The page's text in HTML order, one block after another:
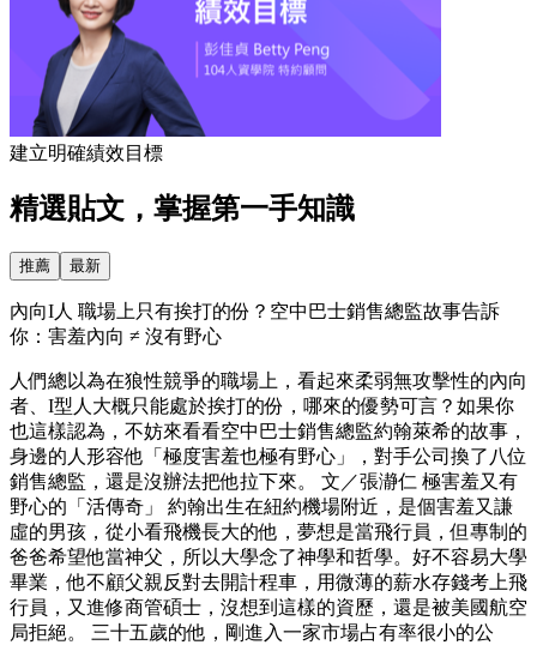
建立明確績效目標
精選貼文，掌握第一手知識
推薦 最新
內向I人 職場上只有挨打的份？空中巴士銷售總監故事告訴
你：害羞內向 ≠ 沒有野心
人們總以為在狼性競爭的職場上，看起來柔弱無攻擊性的內向
者、I型人大概只能處於挨打的份，哪來的優勢可言？如果你
也這樣認為，不妨來看看空中巴士銷售總監約翰萊希的故事，
身邊的人形容他「極度害羞也極有野心」，對手公司換了八位
銷售總監，還是沒辦法把他拉下來。 文／張瀞仁 極害羞又有
野心的「活傳奇」 約翰出生在紐約機場附近，是個害羞又謙
虛的男孩，從小看飛機長大的他，夢想是當飛行員，但專制的
爸爸希望他當神父，所以大學念了神學和哲學。好不容易大學
畢業，他不顧父親反對去開計程車，用微薄的薪水存錢考上飛
行員，又進修商管碩士，沒想到這樣的資歷，還是被美國航空
局拒絕。 三十五歲的他，剛進入一家市場占有率很小的公